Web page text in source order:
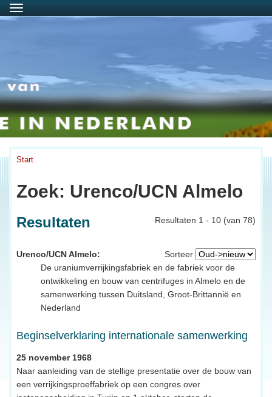
Menu
Start
Zoek: Urenco/UCN Almelo
Resultaten 1 - 10 (van 78)
Resultaten
Sorteer
Urenco/UCN Almelo:
De uraniumverrijkingsfabriek en de fabriek voor de
ontwikkeling en bouw van centrifuges in Almelo en de
samenwerking tussen Duitsland, Groot-Brittannië en
Nederland
Beginselverklaring internationale samenwerking
25 november 1968
Naar aanleiding van de stellige presentatie over de bouw van
een verrijkingsproeffabriek op een congres over